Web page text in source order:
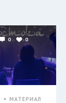
0 0
МАТЕРИАЛ